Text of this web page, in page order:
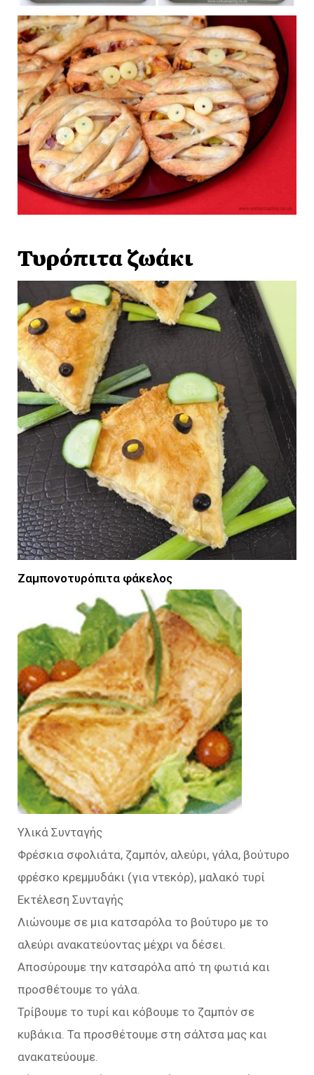
Τυρόπιτα ζωάκι
Ζαμπονοτυρόπιτα φάκελος
Υλικά Συνταγής
Φρέσκια σφολιάτα, ζαμπόν, αλεύρι, γάλα, βούτυρο
φρέσκο κρεμμυδάκι (για ντεκόρ), μαλακό τυρί
Εκτέλεση Συνταγής
Λιώνουμε σε μια κατσαρόλα το βούτυρο με το
αλεύρι ανακατεύοντας μέχρι να δέσει.
Αποσύρουμε την κατσαρόλα από τη φωτιά και
προσθέτουμε το γάλα.
Τρίβουμε το τυρί και κόβουμε το ζαμπόν σε
κυβάκια. Τα προσθέτουμε στη σάλτσα μας και
ανακατεύουμε.